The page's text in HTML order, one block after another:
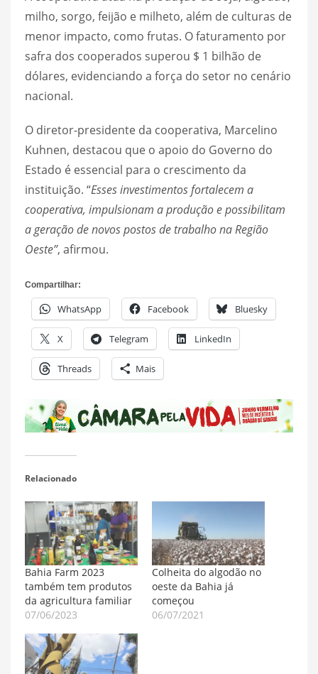
milho, sorgo, feijão e milheto, além de culturas de
menor impacto, como frutas. O faturamento por
safra dos cooperados superou $ 1 bilhão de
dólares, evidenciando a força do setor no cenário
nacional.
O diretor-presidente da cooperativa, Marcelino
Kuhnen, destacou que o apoio do Governo do
Estado é essencial para o crescimento da
instituição. “Esses investimentos fortalecem a
cooperativa, impulsionam a produção e possibilitam
a geração de novos postos de trabalho na Região
Oeste”, afirmou.
Compartilhar:
WhatsApp Facebook Bluesky
X Telegram LinkedIn
Threads Mais
Relacionado
Bahia Farm 2023
também tem produtos
da agricultura familiar
07/06/2023
Colheita do algodão no
oeste da Bahia já
começou
06/07/2021